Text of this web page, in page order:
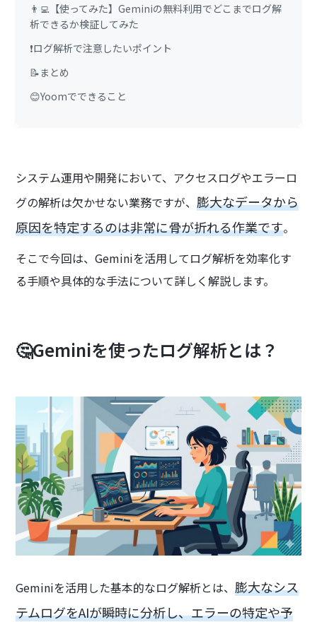
👨‍💻【使ってみた】Geminiの無料利用でどこまでログ解
析できるか検証してみた
❗ログ解析で注意したいポイント
📝まとめ
😊Yoomでできること
システム運用や開発において、アクセスログやエラーロ
グの解析は欠かせない業務ですが、膨大なデータから
原因を特定するのは非常に骨が折れる作業です。
そこで今回は、Geminiを活用してログ解析を効率化す
る手順や具体的な手法について詳しく解説します。
🤔Geminiを使ったログ解析とは？
Geminiを活用した基本的なログ解析とは、膨大なシス
テムログをAIが瞬時に分析し、エラーの特定や予